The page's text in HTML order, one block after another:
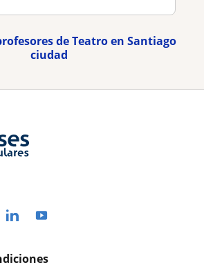
de Teatro en Santiago
ciudad